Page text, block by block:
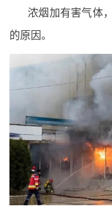
浓烟加有害气体，
的原因。